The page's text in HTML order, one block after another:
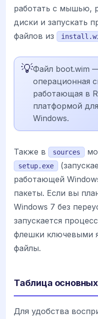
работать с мышью,
диски и запускать
файлов из
💡Файл boot.wim
операционная
работающая в
платформой
Windows.
Также в sources
setup.exe
работающей
пакеты. Если вы
Windows 7 без
запускается
флешки ключевыми
файлы.
Таблица
Для удобства